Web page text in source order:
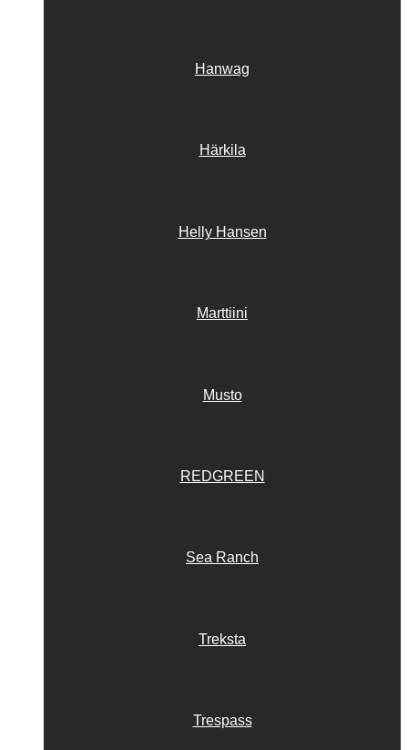
Hanwag
Härkila
Helly Hansen
Marttiini
Musto
REDGREEN
Sea Ranch
Treksta
Trespass